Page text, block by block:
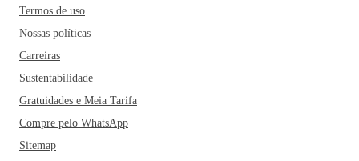
Termos de uso
Nossas políticas
Carreiras
Sustentabilidade
Gratuidades e Meia Tarifa
Compre pelo WhatsApp
Sitemap